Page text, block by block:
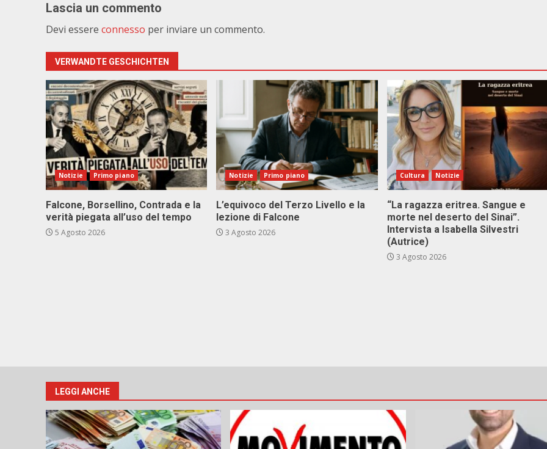
Lascia un commento
Devi essere connesso per inviare un commento.
VERWANDTE GESCHICHTEN
Notizie Primo piano
Falcone, Borsellino, Contrada e la
verità piegata all’uso del tempo
5 Agosto 2026
Notizie Primo piano
L’equivoco del Terzo Livello e la
lezione di Falcone
3 Agosto 2026
Cultura Notizie
“La ragazza eritrea. Sangue e
morte nel deserto del Sinai”.
Intervista a Isabella Silvestri
(Autrice)
3 Agosto 2026
LEGGI ANCHE